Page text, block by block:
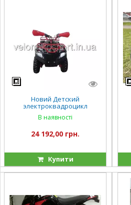
Новий Детский
электроквадроцикл
квадроцикл Viper-Crosser
NEW EATV 90707 1000W/36V
В наявності
24 192,00 грн.
Купити